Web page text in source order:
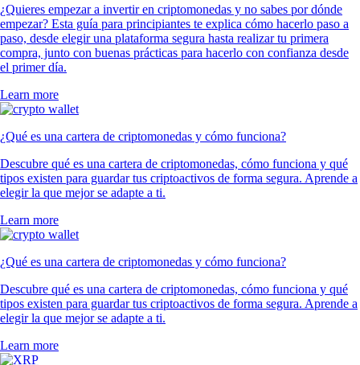
¿Quieres empezar a invertir en criptomonedas y no sabes por dónde
empezar? Esta guía para principiantes te explica cómo hacerlo paso a
paso, desde elegir una plataforma segura hasta realizar tu primera
compra, junto con buenas prácticas para hacerlo con confianza desde
el primer día.
Learn more
¿Qué es una cartera de criptomonedas y cómo funciona?
Descubre qué es una cartera de criptomonedas, cómo funciona y qué
tipos existen para guardar tus criptoactivos de forma segura. Aprende a
elegir la que mejor se adapte a ti.
Learn more
¿Qué es una cartera de criptomonedas y cómo funciona?
Descubre qué es una cartera de criptomonedas, cómo funciona y qué
tipos existen para guardar tus criptoactivos de forma segura. Aprende a
elegir la que mejor se adapte a ti.
Learn more